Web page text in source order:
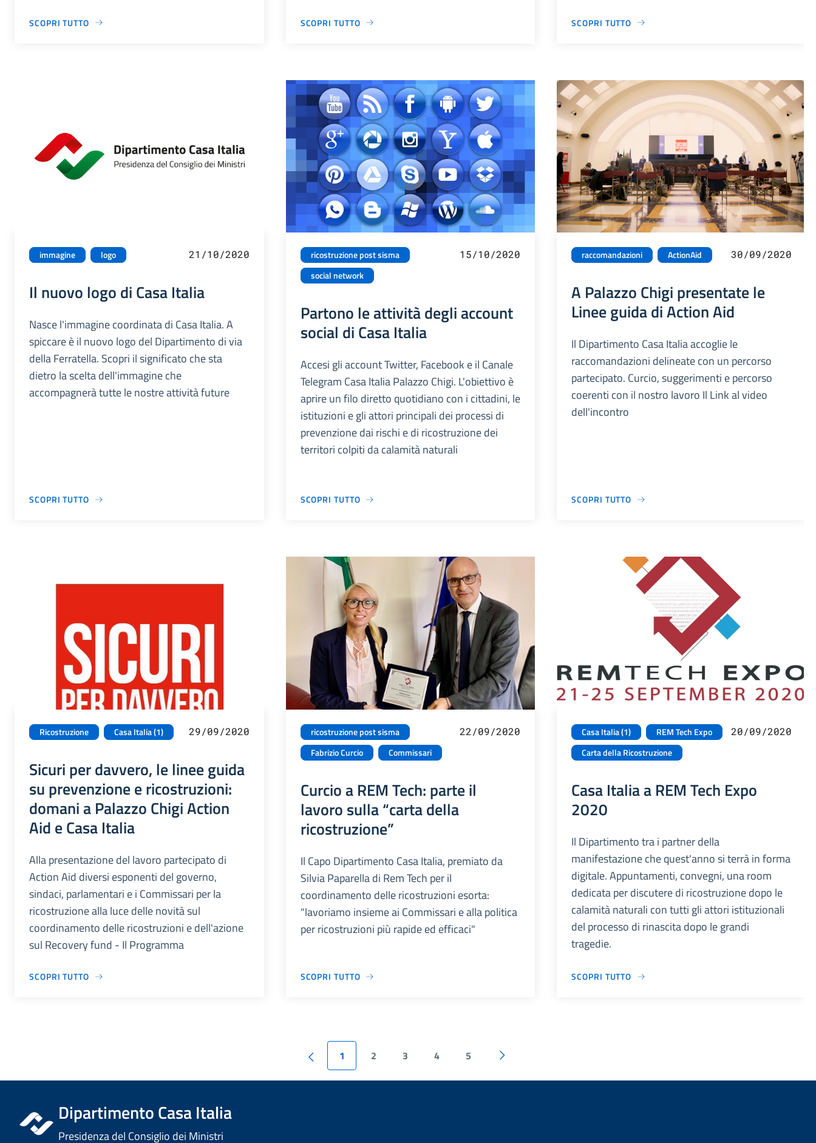
SCOPRI TUTTO SCOPRI TUTTO SCOPRI TUTTO
immagine logo 21/10/2020
Il nuovo logo di Casa Italia
Nasce l'immagine coordinata di Casa Italia. A
spiccare è il nuovo logo del Dipartimento di via
della Ferratella. Scopri il significato che sta
dietro la scelta dell'immagine che
accompagnerà tutte le nostre attività future
SCOPRI TUTTO
ricostruzione post sisma
social network
15/10/2020
Partono le attività degli account
social di Casa Italia
Accesi gli account Twitter, Facebook e il Canale
Telegram Casa Italia Palazzo Chigi. L'obiettivo è
aprire un filo diretto quotidiano con i cittadini, le
istituzioni e gli attori principali dei processi di
prevenzione dai rischi e di ricostruzione dei
territori colpiti da calamità naturali
SCOPRI TUTTO
raccomandazioni ActionAid 30/09/2020
A Palazzo Chigi presentate le
Linee guida di Action Aid
Il Dipartimento Casa Italia accoglie le
raccomandazioni delineate con un percorso
partecipato. Curcio, suggerimenti e percorso
coerenti con il nostro lavoro Il Link al video
dell'incontro
SCOPRI TUTTO
Ricostruzione Casa Italia (1) 29/09/2020
Sicuri per davvero, le linee guida
su prevenzione e ricostruzioni:
domani a Palazzo Chigi Action
Aid e Casa Italia
Alla presentazione del lavoro partecipato di
Action Aid diversi esponenti del governo,
sindaci, parlamentari e i Commissari per la
ricostruzione alla luce delle novità sul
coordinamento delle ricostruzioni e dell'azione
sul Recovery fund - Il Programma
SCOPRI TUTTO
ricostruzione post sisma
Fabrizio Curcio
Commissari
22/09/2020
Curcio a REM Tech: parte il
lavoro sulla “carta della
ricostruzione”
Il Capo Dipartimento Casa Italia, premiato da
Silvia Paparella di Rem Tech per il
coordinamento delle ricostruzioni esorta:
"lavoriamo insieme ai Commissari e alla politica
per ricostruzioni più rapide ed efficaci"
SCOPRI TUTTO
Casa Italia (1)
REM Tech Expo
Carta della Ricostruzione
20/09/2020
Casa Italia a REM Tech Expo
2020
Il Dipartimento tra i partner della
manifestazione che quest'anno si terrà in forma
digitale. Appuntamenti, convegni, una room
dedicata per discutere di ricostruzione dopo le
calamità naturali con tutti gli attori istituzionali
del processo di rinascita dopo le grandi
tragedie.
SCOPRI TUTTO
1 2 3 4 5
Dipartimento Casa Italia
Presidenza del Consiglio dei Ministri